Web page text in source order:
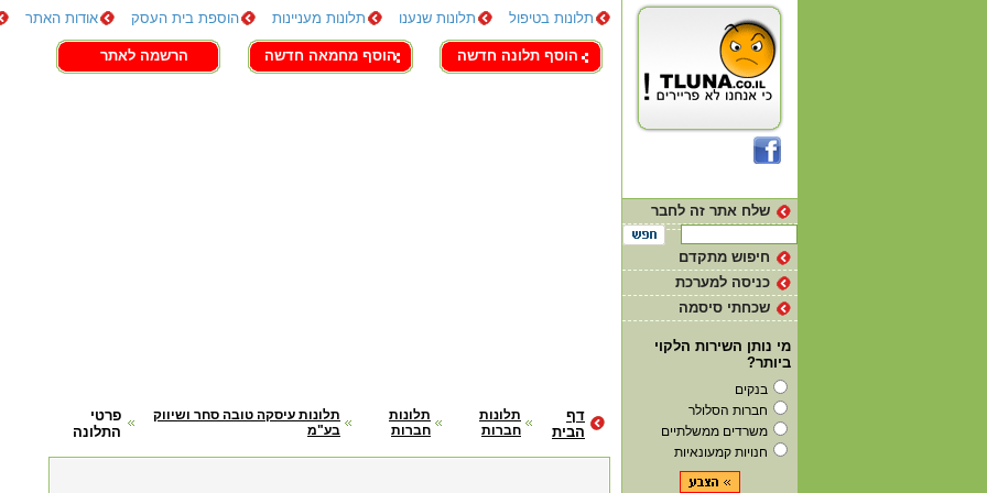
תלונות בטיפול תלונות שנענו תלונות מעניינות הוספת בית העסק אודות האתר
צור קשר
הוסף תלונה חדשה הוסף מחמאה חדשה הרשמה לאתר
פרטי
התלונה
תלונות עיסקה טובה סחר ושיווק
בע"מ
תלונות
חברות
תלונות
חברות
דף
הבית
שלח אתר זה לחבר
חיפוש מתקדם
כניסה למערכת
שכחתי סיסמה
מי נותן השירות הלקוי
ביותר?
בנקים
חברות הסלולר
משרדים ממשלתיים
חנויות קמעונאיות